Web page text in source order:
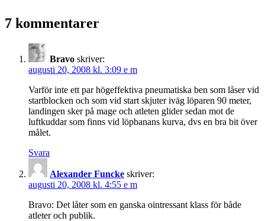
7 kommentarer
Bravo skriver:
augusti 20, 2008 kl. 3:09 e m
Varför inte ett par högeffektiva pneumatiska ben som låser vid
startblocken och som vid start skjuter iväg löparen 90 meter,
landingen sker på mage och atleten glider sedan mot de
luftkuddar som finns vid löpbanans kurva, dvs en bra bit över
målet.
Svara
Alexander Funcke skriver:
augusti 20, 2008 kl. 4:55 e m
Bravo: Det låter som en ganska ointressant klass för både
atleter och publik.